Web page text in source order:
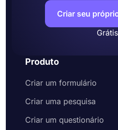
Criar seu
Produto
Criar um formulário
Criar uma pesquisa
Criar um questionário